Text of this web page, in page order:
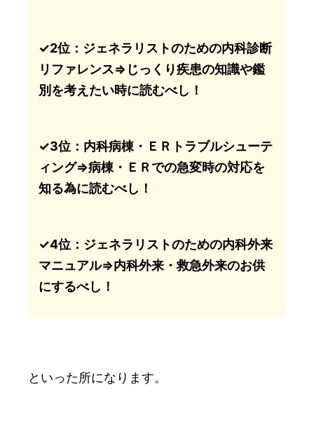
✓2位：ジェネラリストのための内科診断
リファレンス⇒じっくり疾患の知識や鑑
別を考えたい時に読むべし！
✓3位：内科病棟・ＥＲトラブルシューテ
ィング⇒病棟・ＥＲでの急変時の対応を
知る為に読むべし！
✓4位：ジェネラリストのための内科外来
マニュアル⇒内科外来・救急外来のお供
にするべし！
といった所になります。